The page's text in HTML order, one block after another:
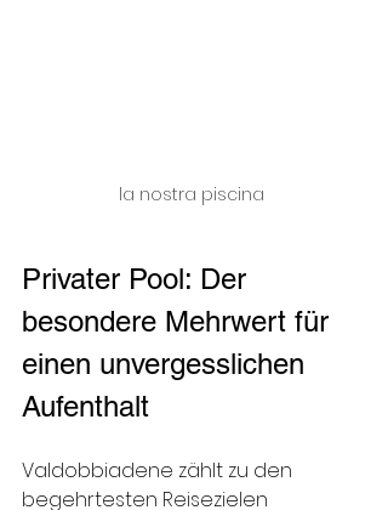
la nostra piscina
Privater Pool: Der
besondere Mehrwert für
einen unvergesslichen
Aufenthalt
Valdobbiadene zählt zu den
begehrtesten Reisezielen